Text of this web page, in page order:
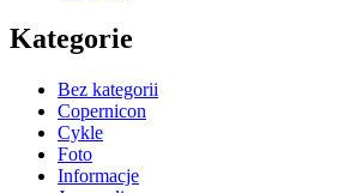
Kategorie
Bez kategorii
Copernicon
Cykle
Foto
Informacje